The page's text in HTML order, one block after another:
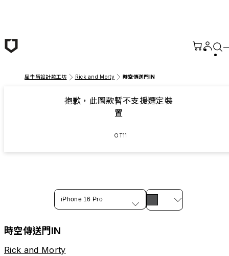
犀牛盾設計款工坊 Rick and Morty 時空傳送門IN
抱歉，此圖款暫不支援選定裝
置
OT11
iPhone 16 Pro
時空傳送門IN
Rick and Morty